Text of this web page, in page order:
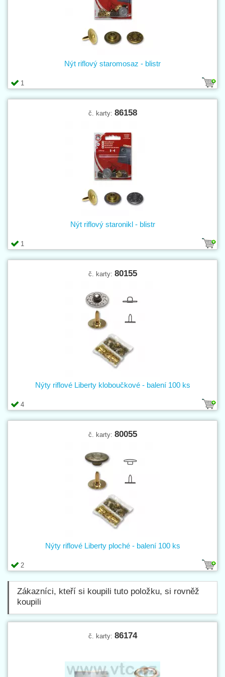
1
Nýt riflový staromosaz - blistr
č. karty: 86158
1
Nýt riflový staronikl - blistr
č. karty: 80155
4
Nýty riflové Liberty kloboučkové - balení 100 ks
č. karty: 80055
2
Nýty riflové Liberty ploché - balení 100 ks
Zákazníci, kteří si koupili tuto položku, si rovněž
koupili
č. karty: 86174